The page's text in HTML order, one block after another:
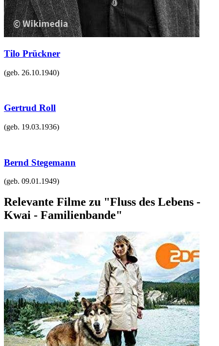
Tilo Prückner
(geb. 26.10.1940)
Gertrud Roll
(geb. 19.03.1936)
Bernd Stegemann
(geb. 09.01.1949)
Relevante Filme zu "Fluss des Lebens -
Kwai - Familienbande"